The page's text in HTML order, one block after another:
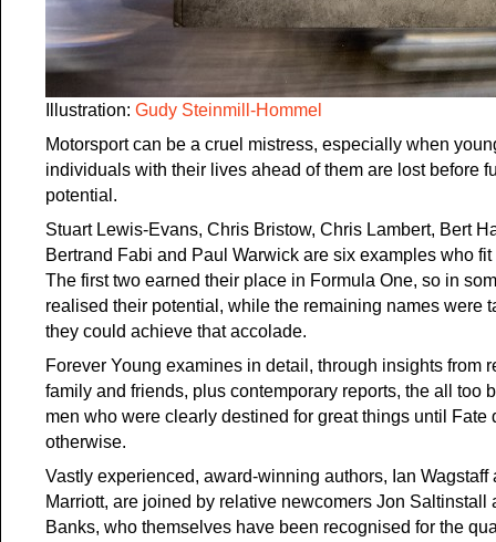
Illustration: Gudy Steinmill-Hommel
Motorsport can be a cruel mistress, especially when
individuals with their lives ahead of them are lost before
potential.
Stuart Lewis-Evans, Chris Bristow, Chris Lambert, Bert
Bertrand Fabi and Paul Warwick are six examples who fit
The first two earned their place in Formula One, so in
realised their potential, while the remaining names were
they could achieve that accolade.
Forever Young examines in detail, through insights from
family and friends, plus contemporary reports, the all too
men who were clearly destined for great things until Fate
otherwise.
Vastly experienced, award-winning authors, Ian Wagstaff
Marriott, are joined by relative newcomers Jon Saltinstall
Banks, who themselves have been recognised for the